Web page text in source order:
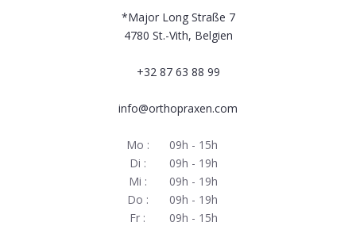
*Major Long Straße 7
4780 St.-Vith, Belgien
+32 87 63 88 99
info@orthopraxen.com
Mo :
09h - 15h
Di :
09h - 19h
Mi :
09h - 19h
Do :
09h - 19h
Fr :
09h - 15h